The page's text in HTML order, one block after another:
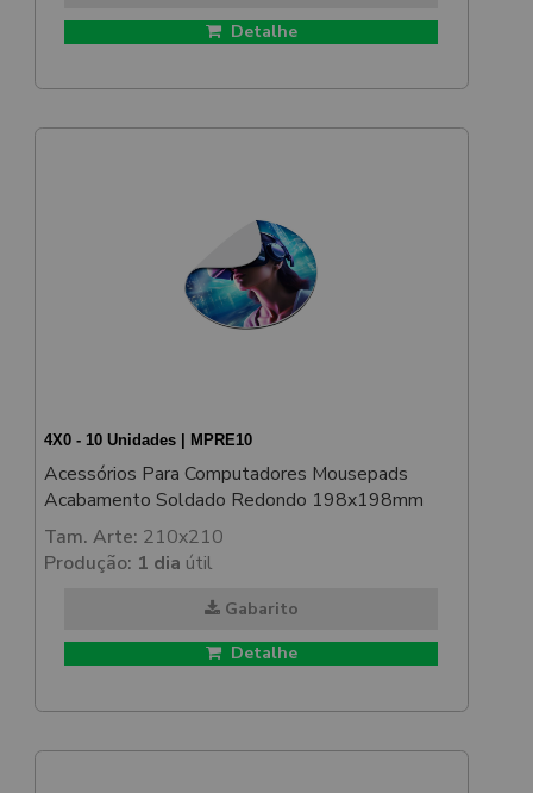
Detalhe
4X0 - 10 Unidades | MPRE10
Acessórios Para Computadores Mousepads
Acabamento Soldado Redondo 198x198mm
Tam. Arte: 210x210
Produção: 1 dia útil
Gabarito
Detalhe